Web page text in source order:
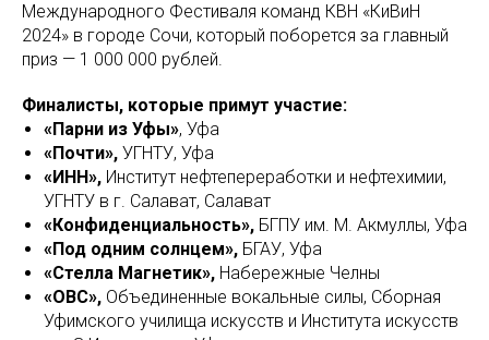
Международного Фестиваля команд КВН «КиВиН
2024» в городе Сочи, который поборется за главный
приз — 1 000 000 рублей.
Финалисты, которые примут участие:
«Парни из Уфы», Уфа
«Почти», УГНТУ, Уфа
«ИНН», Институт нефтепереработки и нефтехимии,
УГНТУ в г. Салават, Салават
«Конфиденциальность», БГПУ им. М. Акмуллы, Уфа
«Под одним солнцем», БГАУ, Уфа
«Стелла Магнетик», Набережные Челны
«ОВС», Объединенные вокальные силы, Сборная
Уфимского училища искусств и Института искусств